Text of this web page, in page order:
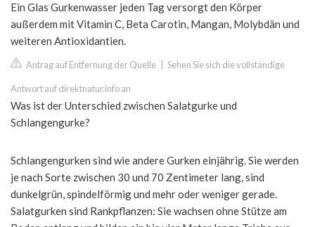
Ein Glas Gurkenwasser jeden Tag versorgt den Körper
außerdem mit Vitamin C, Beta Carotin, Mangan, Molybdän und
weiteren Antioxidantien.
Antrag auf Entfernung der Quelle Sehen Sie sich die vollständige
Antwort auf direktnatur.info an
Was ist der Unterschied zwischen Salatgurke und
Schlangengurke?
Schlangengurken sind wie andere Gurken einjährig. Sie werden
je nach Sorte zwischen 30 und 70 Zentimeter lang, sind
dunkelgrün, spindelförmig und mehr oder weniger gerade.
Salatgurken sind Rankpflanzen: Sie wachsen ohne Stütze am